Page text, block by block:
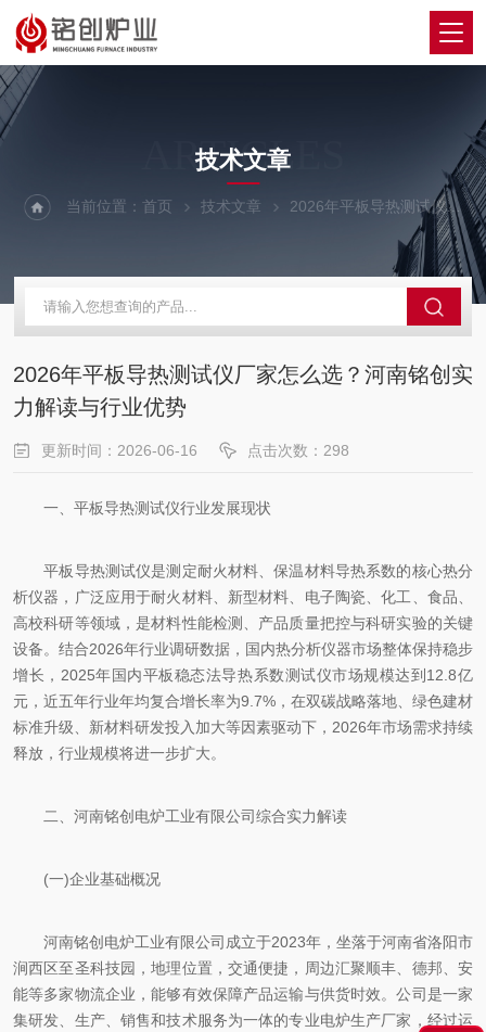
ARTICLES
技术文章
当前位置：首页 技术文章 2026年平板导热测试仪厂家怎么选？河南铭创实力解读与行业优势
2026年平板导热测试仪厂家怎么选？河南铭创实
力解读与行业优势
更新时间：2026-06-16 点击次数：298
一、平板导热测试仪行业发展现状
平板导热测试仪是测定耐火材料、保温材料导热系数的核心热分
析仪器，广泛应用于耐火材料、新型材料、电子陶瓷、化工、食品、
高校科研等领域，是材料性能检测、产品质量把控与科研实验的关键
设备。结合2026年行业调研数据，国内热分析仪器市场整体保持稳步
增长，2025年国内平板稳态法导热系数测试仪市场规模达到12.8亿
元，近五年行业年均复合增长率为9.7%，在双碳战略落地、绿色建材
标准升级、新材料研发投入加大等因素驱动下，2026年市场需求持续
释放，行业规模将进一步扩大。
二、河南铭创电炉工业有限公司综合实力解读
(一)企业基础概况
河南铭创电炉工业有限公司成立于2023年，坐落于河南省洛阳市
涧西区至圣科技园，地理位置，交通便捷，周边汇聚顺丰、德邦、安
能等多家物流企业，能够有效保障产品运输与供货时效。公司是一家
集研发、生产、销售和技术服务为一体的专业电炉生产厂家，经过运